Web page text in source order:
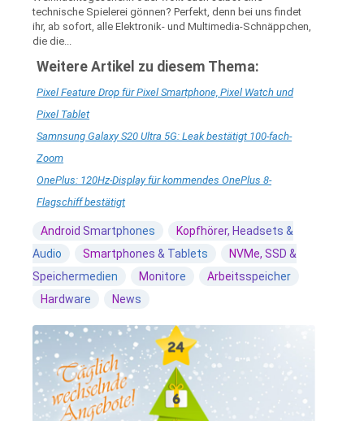
technische Spielerei gönnen? Perfekt, denn bei uns findet
ihr, ab sofort, alle Elektronik- und Multimedia-Schnäppchen,
die die...
Weitere Artikel zu diesem Thema:
Pixel Feature Drop für Pixel Smartphone, Pixel Watch und
Pixel Tablet
Samnsung Galaxy S20 Ultra 5G: Leak bestätigt 100-fach-
Zoom
OnePlus: 120Hz-Display für kommendes OnePlus 8-
Flagschiff bestätigt
Android Smartphones
Kopfhörer, Headsets &
Audio
Smartphones & Tablets
NVMe, SSD &
Speichermedien
Monitore
Arbeitsspeicher
Hardware
News